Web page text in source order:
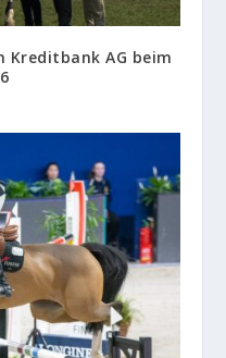
Kreditbank AG beim